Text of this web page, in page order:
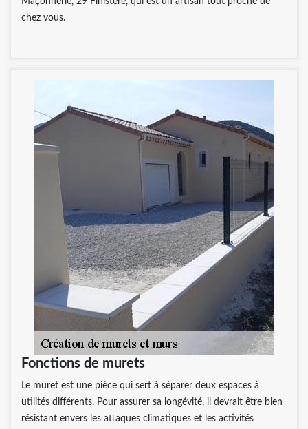
chez vous.
Fonctions de murets
Le muret est une pièce qui sert à séparer deux espaces à
utilités différents. Pour assurer sa longévité, il devrait être bien
résistant envers les attaques climatiques et les activités